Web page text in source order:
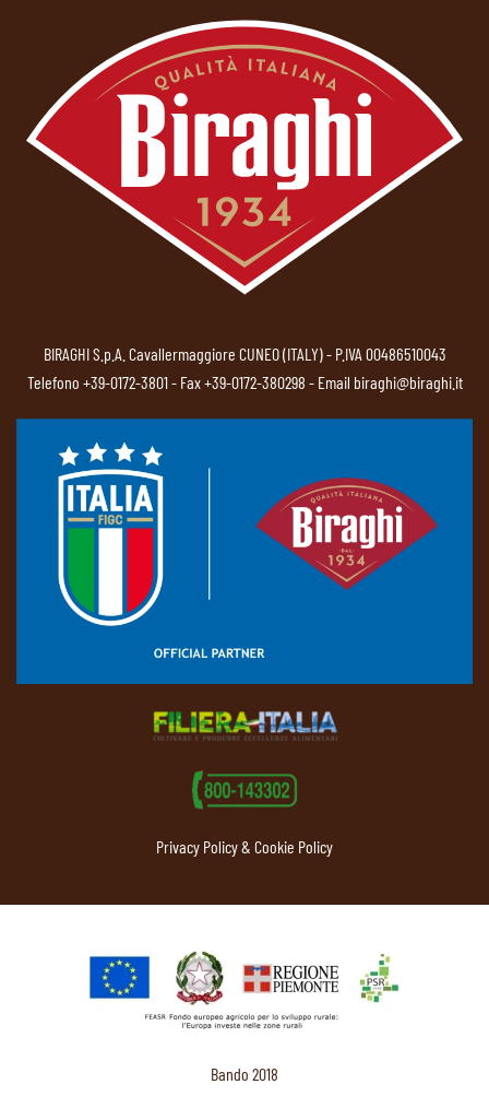
BIRAGHI S.p.A. Cavallermaggiore CUNEO (ITALY) - P.IVA 00486510043
Telefono +39-0172-3801- Fax +39-0172-380298 - Email biraghi@biraghi.it
Privacy Policy & Cookie Policy
Bando 2018